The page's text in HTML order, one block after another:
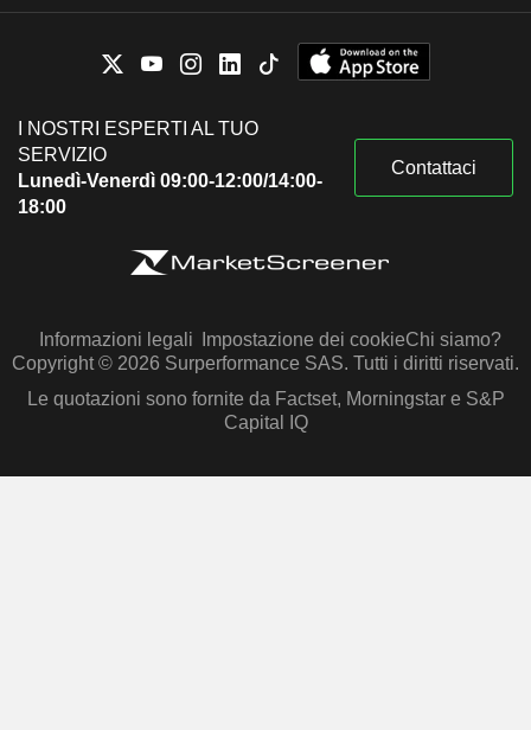
I NOSTRI ESPERTI AL TUO
SERVIZIO
Lunedì-Venerdì 09:00-12:00/14:00-
18:00
Contattaci
Informazioni legali Impostazione dei cookieChi siamo?
Copyright © 2026 Surperformance SAS. Tutti i diritti riservati.
Le quotazioni sono fornite da Factset, Morningstar e S&P
Capital IQ